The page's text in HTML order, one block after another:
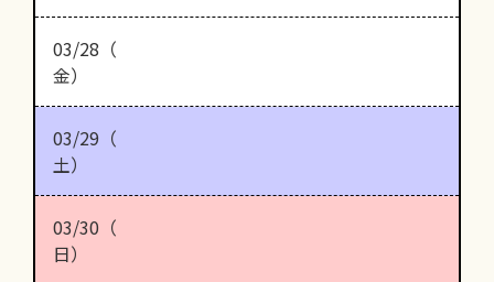
03/28（
金）
03/29（
土）
03/30（
日）